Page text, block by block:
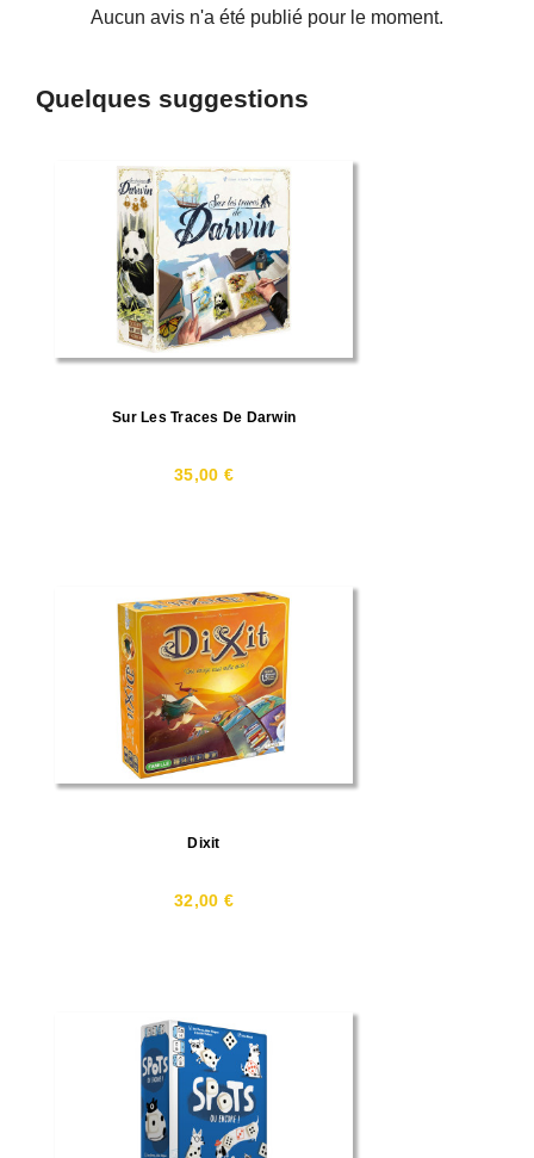
Aucun avis n'a été publié pour le moment.
Quelques suggestions
Sur Les Traces De Darwin
35,00 €
Dixit
32,00 €